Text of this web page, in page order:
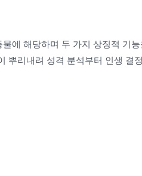
에 해당하며 두 가지 상징적 기
리내려 성격 분석부터 인생 결